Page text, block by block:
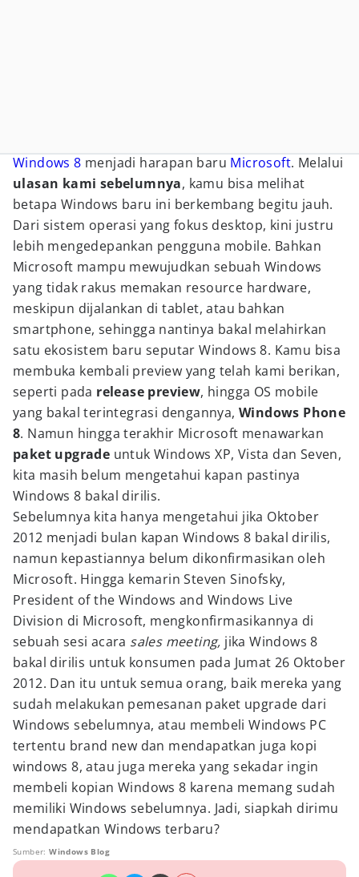
Windows 8 menjadi harapan baru Microsoft. Melalui
ulasan kami sebelumnya, kamu bisa melihat
betapa Windows baru ini berkembang begitu jauh.
Dari sistem operasi yang fokus desktop, kini justru
lebih mengedepankan pengguna mobile. Bahkan
Microsoft mampu mewujudkan sebuah Windows
yang tidak rakus memakan resource hardware,
meskipun dijalankan di tablet, atau bahkan
smartphone, sehingga nantinya bakal melahirkan
satu ekosistem baru seputar Windows 8. Kamu bisa
membuka kembali preview yang telah kami berikan,
seperti pada release preview, hingga OS mobile
yang bakal terintegrasi dengannya, Windows Phone
8. Namun hingga terakhir Microsoft menawarkan
paket upgrade untuk Windows XP, Vista dan Seven,
kita masih belum mengetahui kapan pastinya
Windows 8 bakal dirilis.
Sebelumnya kita hanya mengetahui jika Oktober
2012 menjadi bulan kapan Windows 8 bakal dirilis,
namun kepastiannya belum dikonfirmasikan oleh
Microsoft. Hingga kemarin Steven Sinofsky,
President of the Windows and Windows Live
Division di Microsoft, mengkonfirmasikannya di
sebuah sesi acara sales meeting, jika Windows 8
bakal dirilis untuk konsumen pada Jumat 26 Oktober
2012. Dan itu untuk semua orang, baik mereka yang
sudah melakukan pemesanan paket upgrade dari
Windows sebelumnya, atau membeli Windows PC
tertentu brand new dan mendapatkan juga kopi
windows 8, atau juga mereka yang sekadar ingin
membeli kopian Windows 8 karena memang sudah
memiliki Windows sebelumnya. Jadi, siapkah dirimu
mendapatkan Windows terbaru?
Sumber:Windows Blog